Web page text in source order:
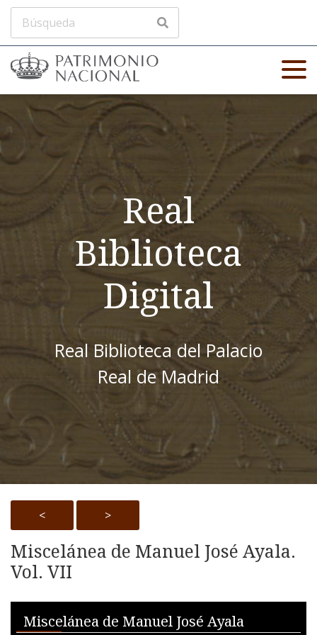
Real
Biblioteca
Digital
Real Biblioteca del Palacio
Real de Madrid
< >
Miscelánea de Manuel José Ayala.
Vol. VII
Media Viewer
Miscelánea de Manuel José Ayala